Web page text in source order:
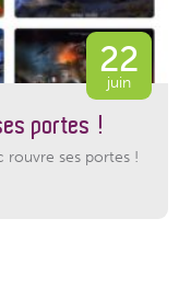
22
juin
portes !
rouvre ses portes !